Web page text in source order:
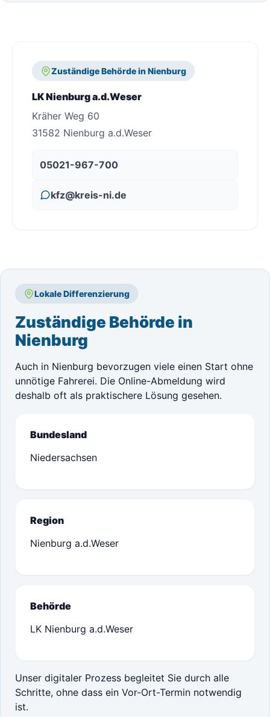
Zuständige Behörde in Nienburg
LK Nienburg a.d.Weser
Kräher Weg 60
31582 Nienburg a.d.Weser
05021-967-700
kfz@kreis-ni.de
Lokale Differenzierung
Zuständige Behörde in
Nienburg
Auch in Nienburg bevorzugen viele einen Start ohne
unnötige Fahrerei. Die Online-Abmeldung wird
deshalb oft als praktischere Lösung gesehen.
Bundesland
Niedersachsen
Region
Nienburg a.d.Weser
Behörde
LK Nienburg a.d.Weser
Unser digitaler Prozess begleitet Sie durch alle
Schritte, ohne dass ein Vor-Ort-Termin notwendig
ist.